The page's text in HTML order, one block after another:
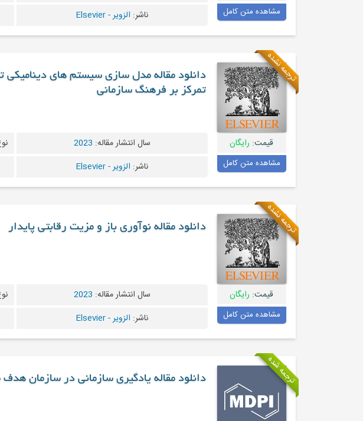
مشاهده متن کامل
ناشر: الزویر - Elsevier
ترجمه نشده
قیمت: رایگان
مشاهده متن کامل
دانلود مقاله مدل سازی سیستم های دینامیکی
تمرکز بر فرهنگ سازمانی
سال انتشار مقاله: 2023
ناشر: الزویر - Elsevier
ترجمه نشده
قیمت: رایگان
مشاهده متن کامل
دانلود مقاله نوآوری باز و مزیت رقابتی پایدار
سال انتشار مقاله: 2023
ناشر: الزویر - Elsevier
ترجمه شده دانلود مقاله یادگیری سازمانی در سازمان هدف